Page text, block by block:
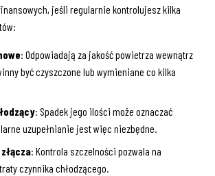
jeśli regularnie kontrolujesz kilka
: Odpowiadają za jakość powietrza wewnątrz
być czyszczone lub wymieniane co kilka
: Spadek jego ilości może oznaczać
uzupełnianie jest więc niezbędne.
: Kontrola szczelności pozwala na
czynnika chłodzącego.